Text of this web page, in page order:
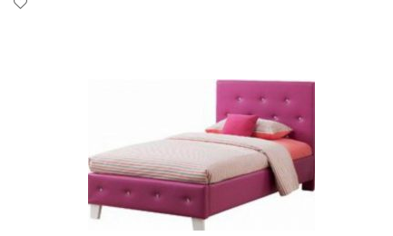
рсд